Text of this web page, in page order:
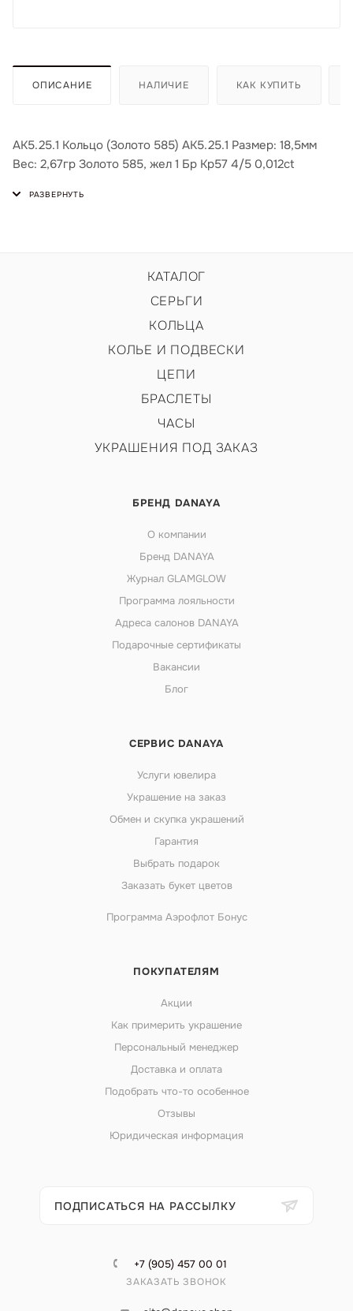
ОПИСАНИЕ НАЛИЧИЕ КАК КУПИТЬ
АК5.25.1 Кольцо (Золото 585) АК5.25.1 Размер: 18,5мм
Вес: 2,67гр Золото 585, жел 1 Бр Кр57 4/5 0,012ct
КАТАЛОГ
СЕРЬГИ
КОЛЬЦА
КОЛЬЕ И ПОДВЕСКИ
ЦЕПИ
БРАСЛЕТЫ
ЧАСЫ
УКРАШЕНИЯ ПОД ЗАКАЗ
БРЕНД DANAYA
О компании
Бренд DANAYA
Журнал GLAMGLOW
Программа лояльности
Адреса салонов DANAYA
Подарочные сертификаты
Вакансии
Блог
СЕРВИС DANAYA
Услуги ювелира
Украшение на заказ
Обмен и скупка украшений
Гарантия
Выбрать подарок
Заказать букет цветов
Программа Аэрофлот Бонус
ПОКУПАТЕЛЯМ
Акции
Как примерить украшение
Персональный менеджер
Доставка и оплата
Подобрать что-то особенное
Отзывы
Юридическая информация
ПОДПИСАТЬСЯ НА РАССЫЛКУ
+7 (905) 457 00 01
ЗАКАЗАТЬ ЗВОНОК